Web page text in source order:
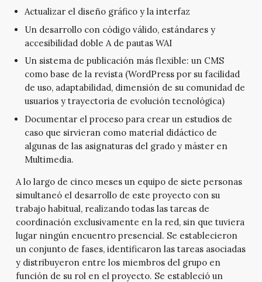
Actualizar el diseño gráfico y la interfaz
Un desarrollo con código válido, estándares y
accesibilidad doble A de pautas WAI
Un sistema de publicación más flexible: un CMS
como base de la revista (WordPress por su facilidad
de uso, adaptabilidad, dimensión de su comunidad de
usuarios y trayectoria de evolución tecnológica)
Documentar el proceso para crear un estudios de
caso que sirvieran como material didáctico de
algunas de las asignaturas del grado y máster en
Multimedia.
A lo largo de cinco meses un equipo de siete personas
simultaneó el desarrollo de este proyecto con su
trabajo habitual, realizando todas las tareas de
coordinación exclusivamente en la red, sin que tuviera
lugar ningún encuentro presencial. Se establecieron
un conjunto de fases, identificaron las tareas asociadas
y distribuyeron entre los miembros del grupo en
función de su rol en el proyecto. Se estableció un